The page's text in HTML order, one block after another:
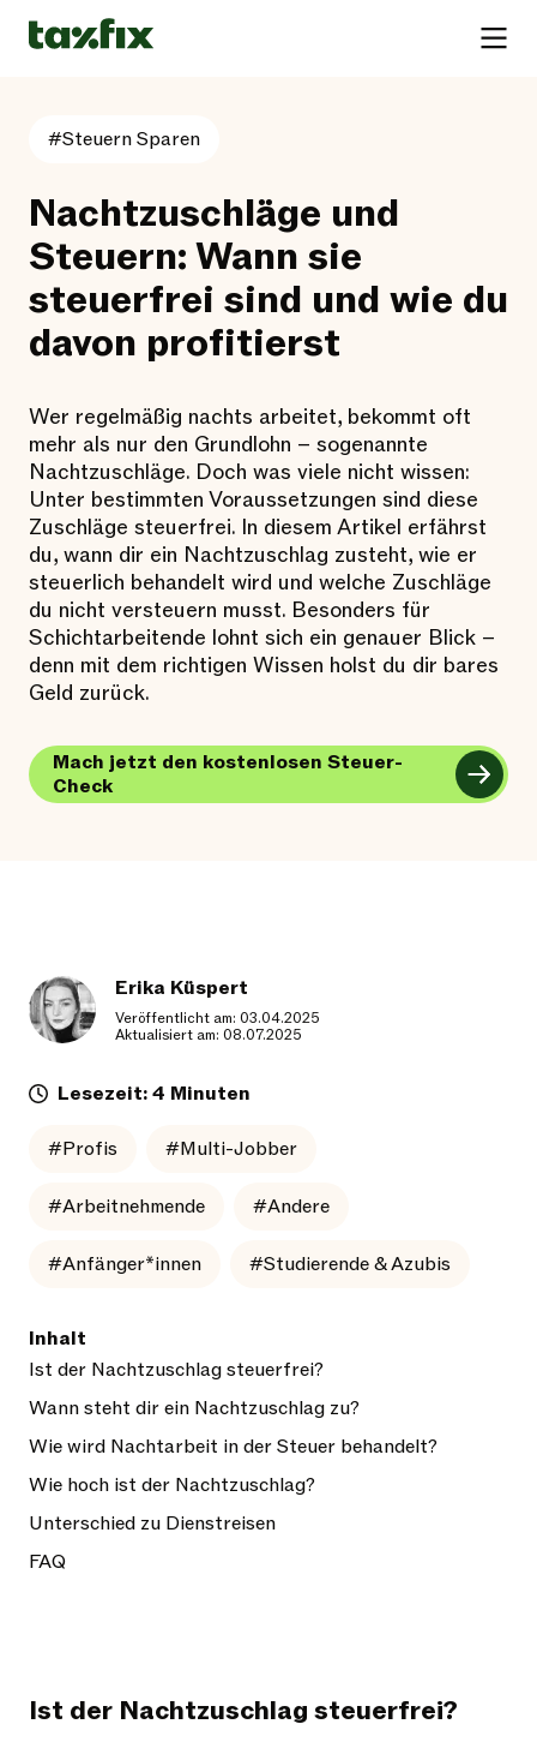
#Steuern Sparen
Nachtzuschläge und
Steuern: Wann sie
steuerfrei sind und wie du
davon profitierst
Wer regelmäßig nachts arbeitet, bekommt oft
mehr als nur den Grundlohn – sogenannte
Nachtzuschläge. Doch was viele nicht wissen:
Unter bestimmten Voraussetzungen sind diese
Zuschläge steuerfrei. In diesem Artikel erfährst
du, wann dir ein Nachtzuschlag zusteht, wie er
steuerlich behandelt wird und welche Zuschläge
du nicht versteuern musst. Besonders für
Schichtarbeitende lohnt sich ein genauer Blick –
denn mit dem richtigen Wissen holst du dir bares
Geld zurück.
Mach jetzt den kostenlosen Steuer-
Check
Erika Küspert
Veröffentlicht am: 03.04.2025
Aktualisiert am: 08.07.2025
Lesezeit: 4 Minuten
#Profis #Multi-Jobber
#Arbeitnehmende #Andere
#Anfänger*innen #Studierende & Azubis
Inhalt
Ist der Nachtzuschlag steuerfrei?
Wann steht dir ein Nachtzuschlag zu?
Wie wird Nachtarbeit in der Steuer behandelt?
Wie hoch ist der Nachtzuschlag?
Unterschied zu Dienstreisen
FAQ
Ist der Nachtzuschlag steuerfrei?